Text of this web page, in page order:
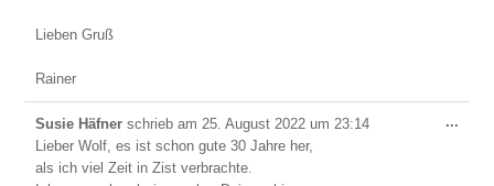
Lieben Gruß
Rainer
Susie Häfnerschrieb am 25. August 2022 um 23:14
Lieber Wolf, es ist schon gute 30 Jahre her,
als ich viel Zeit in Zist verbrachte.
...